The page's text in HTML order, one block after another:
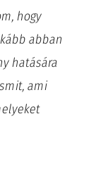
hogy
abban
hatására
ami